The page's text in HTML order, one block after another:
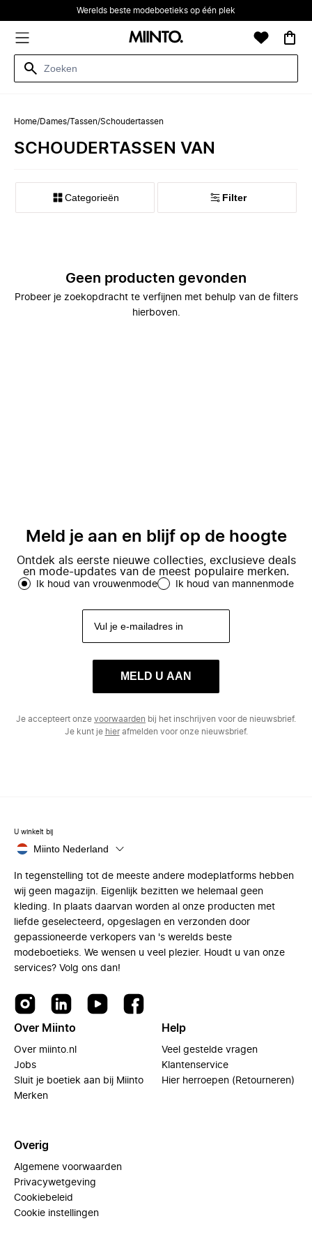
Werelds beste modeboetieks op één plek
Home/Dames/Tassen/Schoudertassen
SCHOUDERTASSEN VAN
Categorieën Filter
Geen producten gevonden
Probeer je zoekopdracht te verfijnen met behulp van de filters
hierboven.
Meld je aan en blijf op de hoogte
Ontdek als eerste nieuwe collecties, exclusieve deals
en mode-updates van de meest populaire merken.
Ik houd van vrouwenmode Ik houd van mannenmode
MELD U AAN
Je accepteert onze voorwaarden bij het inschrijven voor de nieuwsbrief.
Je kunt je hierafmelden voor onze nieuwsbrief.
U winkelt bij
Miinto Nederland
In tegenstelling tot de meeste andere modeplatforms hebben
wij geen magazijn. Eigenlijk bezitten we helemaal geen
kleding. In plaats daarvan worden al onze producten met
liefde geselecteerd, opgeslagen en verzonden door
gepassioneerde verkopers van 's werelds beste
modeboetieks. We wensen u veel plezier. Houdt u van onze
services? Volg ons dan!
Over Miinto
Over miinto.nl
Jobs
Sluit je boetiek aan bij Miinto
Merken
Help
Veel gestelde vragen
Klantenservice
Hier herroepen (Retourneren)
Overig
Algemene voorwaarden
Privacywetgeving
Cookiebeleid
Cookie instellingen